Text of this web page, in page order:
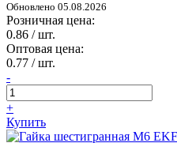
Обновлено 05.08.2026
Розничная цена:
0.86 / шт.
Оптовая цена:
0.77 / шт.
-
+
Купить